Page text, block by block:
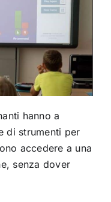
hanno a
di strumenti per
accedere a una
senza dover